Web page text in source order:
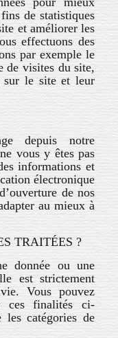
de statistiques
et améliorer les
effectuons des
par exemple le
de visites du site,
sur le site et leur
depuis notre
vous y êtes pas
informations et
électronique
de nos
au mieux à
TRAITÉES ?
donnée ou une
est strictement
Vous pouvez
ces finalités ci-
les catégories de